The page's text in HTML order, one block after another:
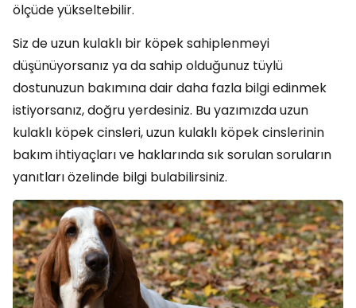
ölçüde yükseltebilir.
Siz de uzun kulaklı bir köpek sahiplenmeyi
düşünüyorsanız ya da sahip olduğunuz tüylü
dostunuzun bakımına dair daha fazla bilgi edinmek
istiyorsanız, doğru yerdesiniz. Bu yazımızda uzun
kulaklı köpek cinsleri, uzun kulaklı köpek cinslerinin
bakım ihtiyaçları ve haklarında sık sorulan soruların
yanıtları özelinde bilgi bulabilirsiniz.